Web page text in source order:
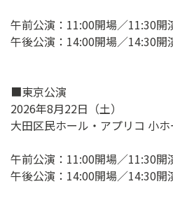
午前公演：11:00開場／11:30開
午後公演：14:00開場／14:30開
■東京公演
2026年8月22日（土）
大田区民ホール・アプリコ 小ホ
午前公演：11:00開場／11:30開
午後公演：14:00開場／14:30開